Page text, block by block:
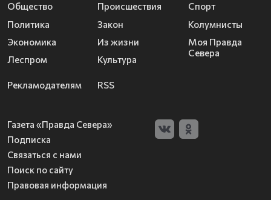
Общество
Политика
Экономика
Леспром
Происшествия
Закон
Из жизни
Культура
Спорт
Колумнисты
Моя Правда
Севера
Рекламодателям RSS
Газета «Правда Севера»
Подписка
Связаться с нами
Поиск по сайту
Правовая информация